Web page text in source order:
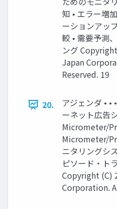
知 • エラー増
ーションアッ
較 • 需要予測
ング
Japan
Reserved. 19
20.
アジェンダ • •
ーネット広告
Micrometer/
Micrometer/
ニタリングシ
ピソード・ト
Copyright (C)
Corporation.